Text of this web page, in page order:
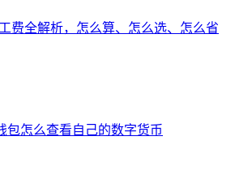
费全解析，怎么算、怎么选、怎么省
包怎么查看自己的数字货币